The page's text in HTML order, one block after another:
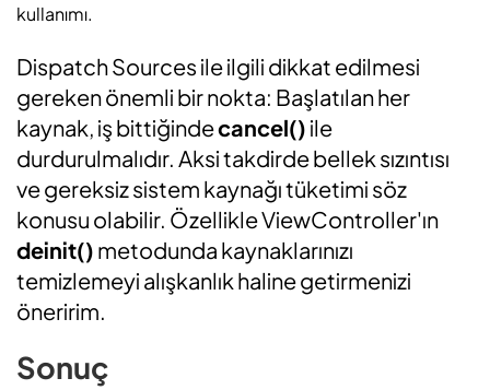
kullanımı.
Dispatch Sources ile ilgili dikkat edilmesi
gereken önemli bir nokta: Başlatılan her
kaynak, iş bittiğindecancel() ile
durdurulmalıdır. Aksi takdirde bellek sızıntısı
ve gereksiz sistem kaynağı tüketimi söz
konusu olabilir. Özellikle ViewController'ın
deinit() metodunda kaynaklarınızı
temizlemeyi alışkanlık haline getirmenizi
öneririm.
Sonuç